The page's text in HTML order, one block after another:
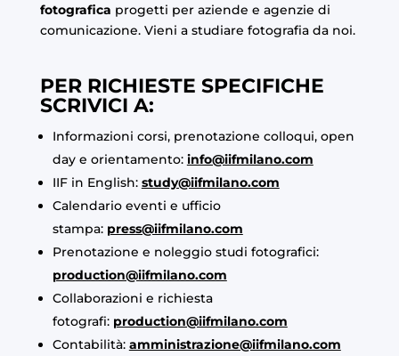
fotografica progetti per aziende e agenzie di
comunicazione. Vieni a studiare fotografia da noi.
PER RICHIESTE SPECIFICHE
SCRIVICI A:
Informazioni corsi, prenotazione colloqui, open
day e orientamento: info@iifmilano.com
IIF in English: study@iifmilano.com
Calendario eventi e ufficio
stampa: press@iifmilano.com
Prenotazione e noleggio studi fotografici:
production@iifmilano.com
Collaborazioni e richiesta
fotografi: production@iifmilano.com
Contabilità: amministrazione@iifmilano.com